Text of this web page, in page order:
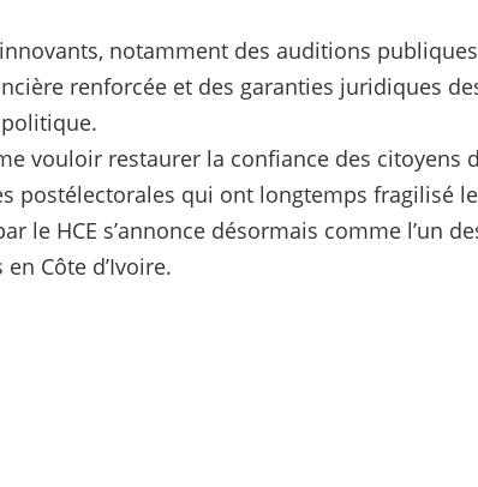
notamment des auditions
renforcée et des garanties juridiques
vouloir restaurer la confiance des citoyens
postélectorales qui ont longtemps fragilisé
le HCE s’annonce désormais comme l’un
Côte d’Ivoire.